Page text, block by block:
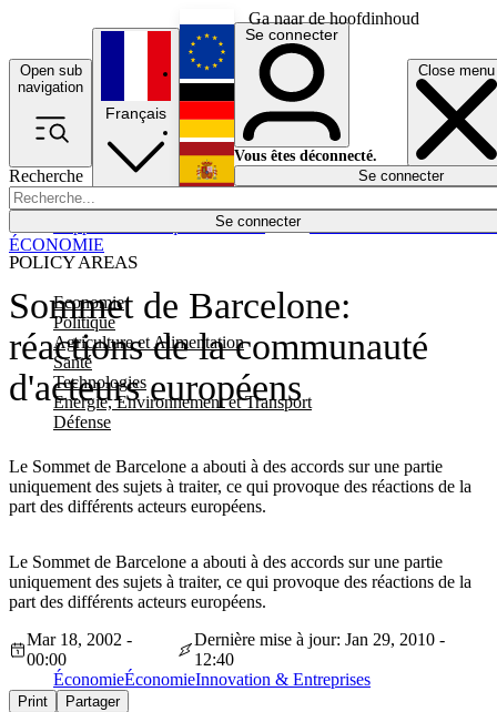
Ga naar de hoofdinhoud
Open sub
navigation
Close menu
Recherche
Se connecter
POLICY AREAS
Economie
Politique
Agriculture et Alimentation
Santé
Technologies
Energie, Environnement et Transport
Défense
Économie
Français
English
Deutsch
Español
Se connecter
Vous êtes déconnecté.
Se connecter
Sommet de Barcelone:
réactions de la communauté
d'acteurs européens
Le Sommet de Barcelone a abouti à des accords sur une partie
uniquement des sujets à traiter, ce qui provoque des réactions de la
part des différents acteurs européens.
ÉCONOMIE
Le Sommet de Barcelone a abouti à des accords sur une partie
uniquement des sujets à traiter, ce qui provoque des réactions de la
part des différents acteurs européens.
Mar 18, 2002 -
00:00
Dernière mise à jour: Jan 29, 2010 -
12:40
ÉconomieÉconomieInnovation & Entreprises
Print Partager